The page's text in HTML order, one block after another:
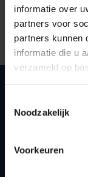
informatie over
partners voor
partners kunnen
informatie die u
verzameld op
Noodzakelijk
Voorkeuren
Snel naar